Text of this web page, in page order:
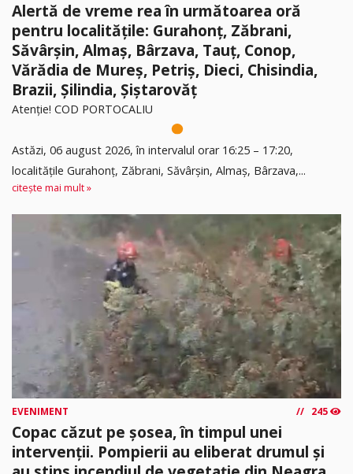
Alertă de vreme rea în următoarea oră
pentru localitățile: Gurahonț, Zăbrani,
Săvârșin, Almaș, Bârzava, Tauț, Conop,
Vărădia de Mureș, Petriș, Dieci, Chisindia,
Brazii, Șilindia, Șiștarovăț
Atenție! COD PORTOCALIU
Astăzi, 06 august 2026, în intervalul orar 16:25 – 17:20,
localitățile Gurahonț, Zăbrani, Săvârșin, Almaș, Bârzava,...
citește mai mult »
EVENIMENT 245
Copac căzut pe șosea, în timpul unei
intervenții. Pompierii au eliberat drumul și